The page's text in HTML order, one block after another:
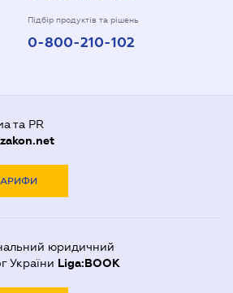
Підбір продуктів та рішень
0-800-210-102
та PR
юридичний
України Liga:BOOK